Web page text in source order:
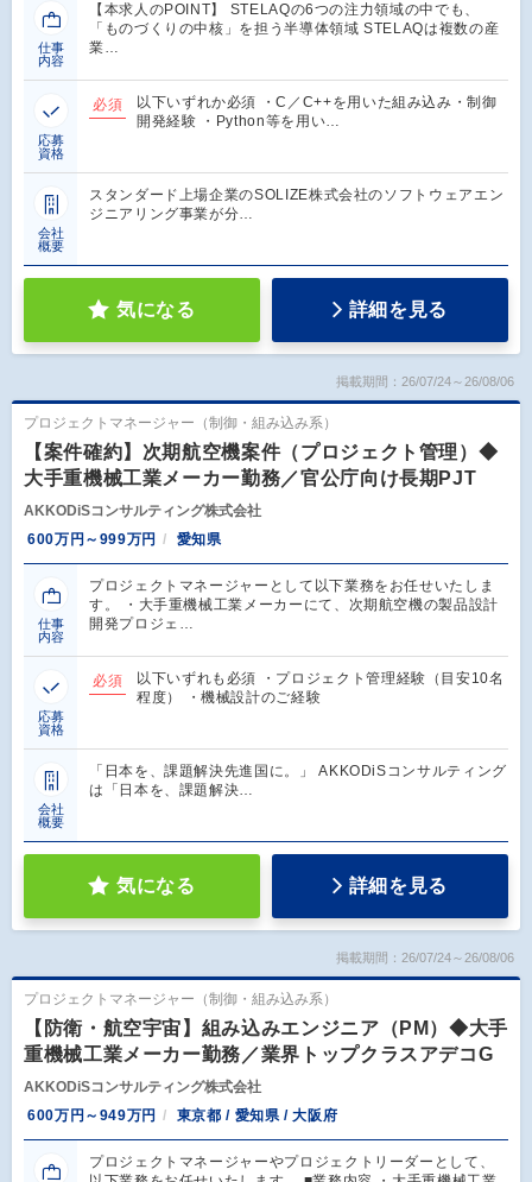
仕事
内容
【本求人のPOINT】 STELAQの6つの注力領域の中でも、
「ものづくりの中核」を担う半導体領域 STELAQは複数の産
業…
応募
資格
必須
以下いずれか必須 ・C／C++を用いた組み込み・制御
開発経験 ・Python等を用い…
会社
概要
スタンダード上場企業のSOLIZE株式会社のソフトウェアエン
ジニアリング事業が分…
気になる 詳細を見る
掲載期間：26/07/24～26/08/06
プロジェクトマネージャー（制御・組み込み系）
【案件確約】次期航空機案件（プロジェクト管理）◆
大手重機械工業メーカー勤務／官公庁向け長期PJT
AKKODiSコンサルティング株式会社
600万円～999万円
愛知県
仕事
内容
プロジェクトマネージャーとして以下業務をお任せいたしま
す。 ・大手重機械工業メーカーにて、次期航空機の製品設計
開発プロジェ…
応募
資格
必須
以下いずれも必須 ・プロジェクト管理経験（目安10名
程度） ・機械設計のご経験
会社
概要
「日本を、課題解決先進国に。」 AKKODiSコンサルティング
は「日本を、課題解決…
気になる 詳細を見る
掲載期間：26/07/24～26/08/06
プロジェクトマネージャー（制御・組み込み系）
【防衛・航空宇宙】組み込みエンジニア（PM）◆大手
重機械工業メーカー勤務／業界トップクラスアデコG
AKKODiSコンサルティング株式会社
600万円～949万円
東京都 / 愛知県 / 大阪府
プロジェクトマネージャーやプロジェクトリーダーとして、